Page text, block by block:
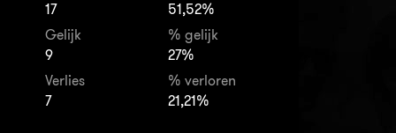
17
51,52%
Gelijk
9
% gelijk
27%
Verlies
7
% verloren
21,21%